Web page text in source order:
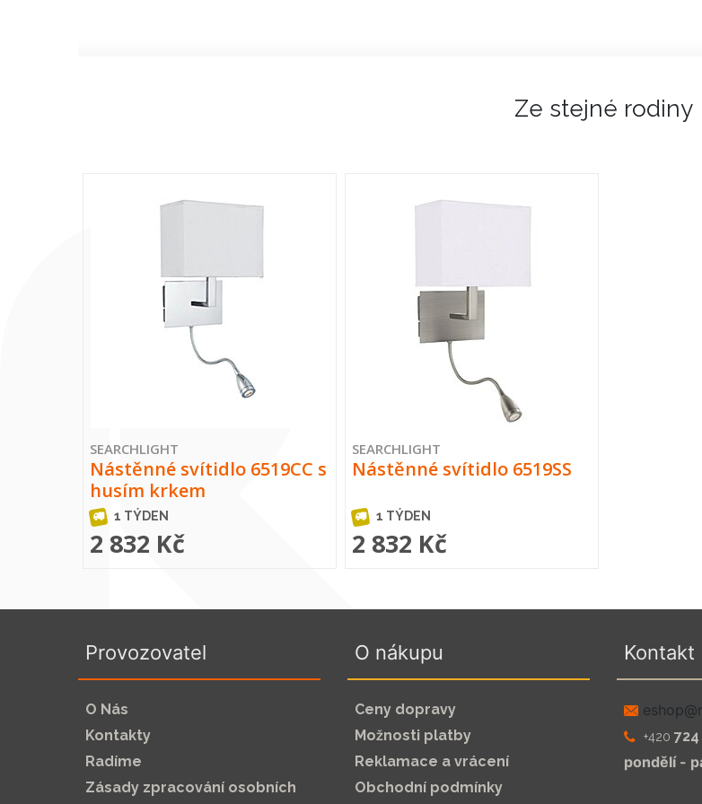
Ze stejné rodiny
SEARCHLIGHT
Nástěnné svítidlo 6519CC s
husím krkem
1 TÝDEN
2 832 Kč
SEARCHLIGHT
Nástěnné svítidlo 6519SS
1 TÝDEN
2 832 Kč
Provozovatel
O Nás
Kontakty
Radíme
Zásady zpracování osobních
O nákupu
Ceny dopravy
Možnosti platby
Reklamace a vrácení
Obchodní podmínky
Kontakt
+420
pondělí -